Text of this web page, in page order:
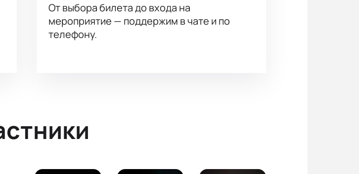
От выбора билета до входа на
мероприятие — поддержим в чате и по
телефону.